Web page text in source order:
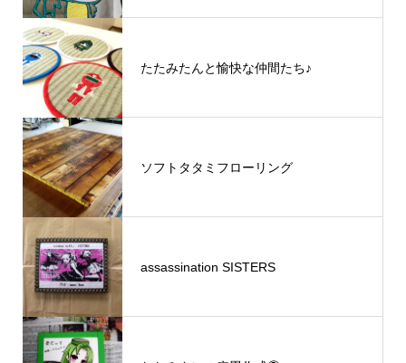
たたみたんと愉快な仲間たち♪
ソフトタタミフローリング
assassination SISTERS